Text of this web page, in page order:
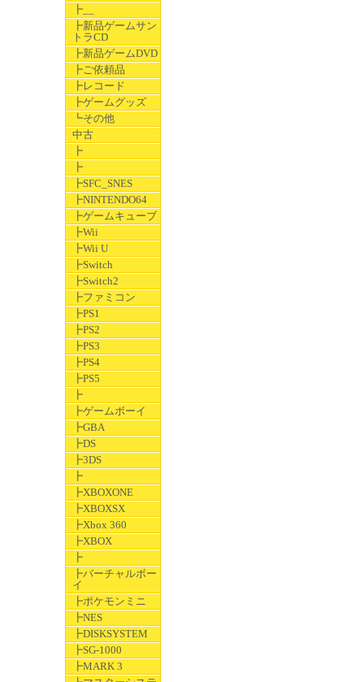
┣__
┣新品ゲームサン
トラCD
┣新品ゲームDVD
┣ご依頼品
┣レコード
┣ゲームグッズ
┗その他
中古
┣
┣
┣SFC_SNES
┣NINTENDO64
┣ゲームキューブ
┣Wii
┣Wii U
┣Switch
┣Switch2
┣ファミコン
┣PS1
┣PS2
┣PS3
┣PS4
┣PS5
┣
┣ゲームボーイ
┣GBA
┣DS
┣3DS
┣
┣XBOXONE
┣XBOXSX
┣Xbox 360
┣XBOX
┣
┣バーチャルボー
イ
┣ポケモンミニ
┣NES
┣DISKSYSTEM
┣SG-1000
┣MARK 3